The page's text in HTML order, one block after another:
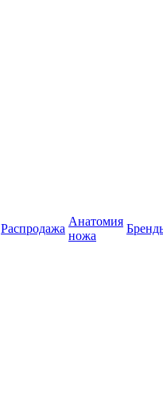
Распродажа
Анатомия
ножа